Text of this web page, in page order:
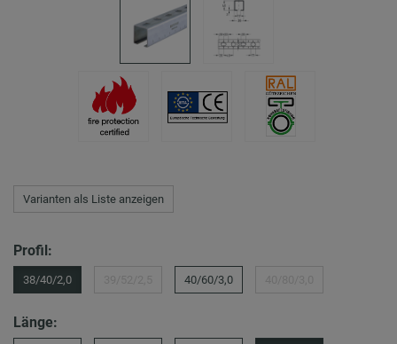
Varianten als Liste anzeigen
Profil:
38/40/2,0 40/60/3,0
Länge: